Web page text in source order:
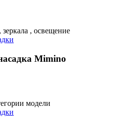
, освещение
Mimino
модели